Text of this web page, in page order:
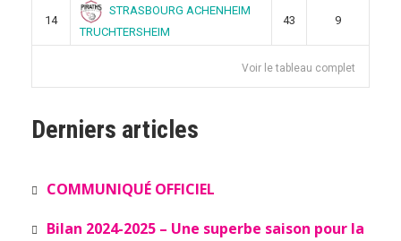
14
STRASBOURG ACHENHEIM
TRUCHTERSHEIM
43 9
Voir le tableau complet
Derniers articles
COMMUNIQUÉ OFFICIEL
Bilan 2024-2025 – Une superbe saison pour la